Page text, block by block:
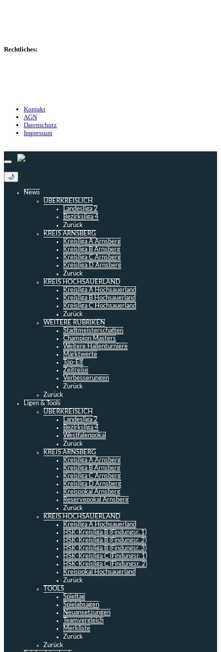
Rechtliches:
Kontakt
AGN
Datenschutz
Impressum
🌙
News
ÜBERKREISLICH
Landesliga 2
Bezirksliga 4
Zurück
KREIS ARNSBERG
Kreisliga A Arnsberg
Kreisliga B Arnsberg
Kreisliga C Arnsberg
Kreisliga D Arnsberg
Zurück
KREIS HOCHSAUERLAND
Kreisliga A Hochsauerland
Kreisliga B Hochsauerland
Kreisliga C Hochsauerland
Zurück
WEITERE RUBRIKEN
Stadtmeisterschaften
Champion Masters
Weitere Hallenturniere
Marktwerte
Top-Elf
Zeitreise
Verbesserungen
Zurück
Zurück
Ligen & Tools
ÜBERKREISLICH
Landesliga 2
Bezirksliga 4
Westfalenpokal
Zurück
KREIS ARNSBERG
Kreisliga A Arnsberg
Kreisliga B Arnsberg
Kreisliga C Arnsberg
Kreisliga D Arnsberg
Kreispokal Arnsberg
Reservepokal Arnsberg
Zurück
KREIS HOCHSAUERLAND
Kreisliga A Hochsauerland
HSK-Kreisliga B (Findungsr. 1)
HSK-Kreisliga B (Findungsr. 2)
HSK-Kreisliga B (Findungsr. 3)
HSK-Kreisliga C (Findungsr. 1)
HSK-Kreisliga C (Findungsr. 2)
Kreispokal Hochsauerland
Zurück
TOOLS
Spieltag
Spielabsagen
Neuansetzungen
Teamvergleich
Merkliste
Zurück
Zurück